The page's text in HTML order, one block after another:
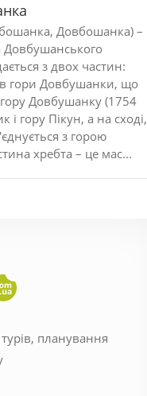
Довбошанка) –
Довбушанського
з двох частин:
гори Довбушанки, що
Довбушанку (1754
і гору Пікун, а на сході,
з горою
хребта – це мас...
планування